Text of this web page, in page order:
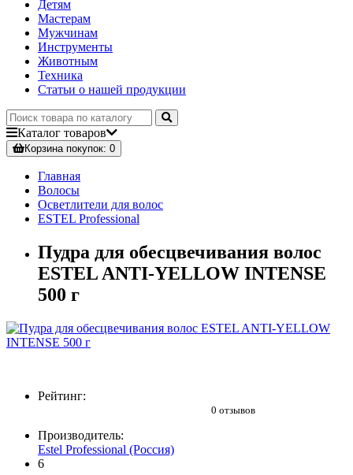
Детям
Мастерам
Мужчинам
Инструменты
Животным
Техника
Статьи о нашей продукции
Каталог товаров
Корзинапокупок: 0
Главная
Волосы
Осветлители для волос
ESTEL Professional
Пудра для обесцвечивания волос
ESTEL ANTI-YELLOW INTENSE
500 г
Рейтинг:
0 отзывов
Производитель:
Estel Professional (Россия)
6